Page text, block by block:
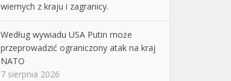
wiernych z kraju i zagranicy.
Według wywiadu USA Putin może
przeprowadzić ograniczony atak na kraj
NATO
7 sierpnia 2026